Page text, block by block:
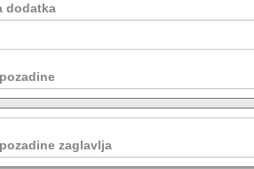
dodatka
zaglavlja